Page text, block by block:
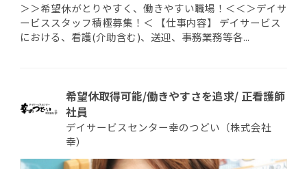
＞＞希望休がとりやすく、働きやすい職場！＜＜＞デイサ
ービススタッフ積極募集！＜ 【仕事内容】 デイサービス
における、看護(介助含む)、送迎、事務業務等各...
希望休取得可能/働きやすさを追求/ 正看護師
社員
デイサービスセンター幸のつどい（株式会社
幸）